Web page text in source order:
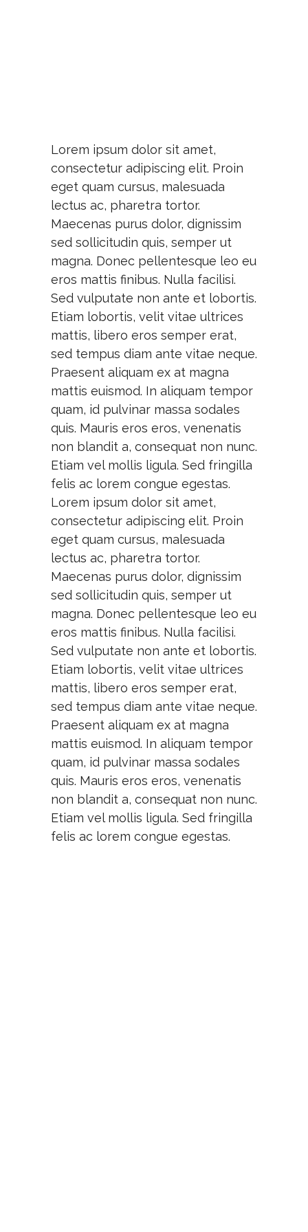
Lorem ipsum dolor sit amet,
consectetur adipiscing elit. Proin
eget quam cursus, malesuada
lectus ac, pharetra tortor.
Maecenas purus dolor, dignissim
sed sollicitudin quis, semper ut
magna. Donec pellentesque leo eu
eros mattis finibus. Nulla facilisi.
Sed vulputate non ante et lobortis.
Etiam lobortis, velit vitae ultrices
mattis, libero eros semper erat,
sed tempus diam ante vitae neque.
Praesent aliquam ex at magna
mattis euismod. In aliquam tempor
quam, id pulvinar massa sodales
quis. Mauris eros eros, venenatis
non blandit a, consequat non nunc.
Etiam vel mollis ligula. Sed fringilla
felis ac lorem congue egestas.
Lorem ipsum dolor sit amet,
consectetur adipiscing elit. Proin
eget quam cursus, malesuada
lectus ac, pharetra tortor.
Maecenas purus dolor, dignissim
sed sollicitudin quis, semper ut
magna. Donec pellentesque leo eu
eros mattis finibus. Nulla facilisi.
Sed vulputate non ante et lobortis.
Etiam lobortis, velit vitae ultrices
mattis, libero eros semper erat,
sed tempus diam ante vitae neque.
Praesent aliquam ex at magna
mattis euismod. In aliquam tempor
quam, id pulvinar massa sodales
quis. Mauris eros eros, venenatis
non blandit a, consequat non nunc.
Etiam vel mollis ligula. Sed fringilla
felis ac lorem congue egestas.